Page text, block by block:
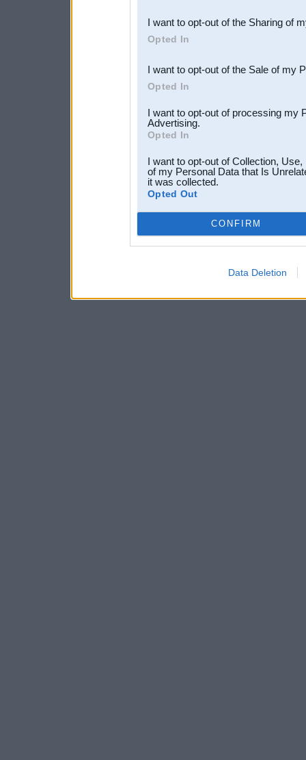
Downstream Participants
third parties.
I want to opt-out of the Sharing of
Opted In
I want to opt-out of the Sale of my
Opted In
I want to opt-out of processing my
Advertising.
Opted In
I want to opt-out of Collection,
of my Personal Data that Is
it was collected.
Opted Out
CONFIRM
Data Deletion